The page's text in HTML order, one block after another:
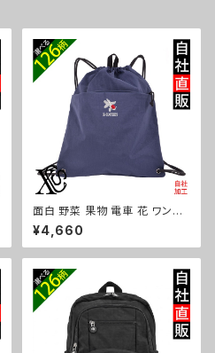
面白 野菜 果物 電車 花 ワンポ
イント 刺繍撥水 ナイロン ナップ
サック メンズ 大容量 ジム サブ
バッグ レディース 雑貨 グッズ
ーメン 餃子 鳥獣戯画 富士山 パ
チンコ ori-a-bg180-b09-s
¥4,660